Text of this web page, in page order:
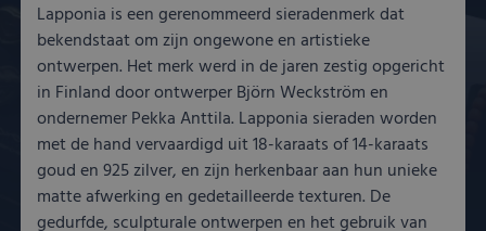
Lapponia is een gerenommeerd sieradenmerk dat
bekendstaat om zijn ongewone en artistieke
ontwerpen. Het merk werd in de jaren zestig opgericht
in Finland door ontwerper Björn Weckström en
ondernemer Pekka Anttila. Lapponia sieraden worden
met de hand vervaardigd uit 18-karaats of 14-karaats
goud en 925 zilver, en zijn herkenbaar aan hun unieke
matte afwerking en gedetailleerde texturen. De
gedurfde, sculpturale ontwerpen en het gebruik van